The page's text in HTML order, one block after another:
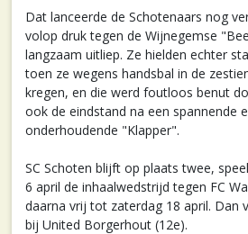
Dat lanceerde de Schotenaars nog
volop druk tegen de Wijnegemse
langzaam uitliep. Ze hielden echter
toen ze wegens handsbal in de
kregen, en die werd foutloos benut
ook de eindstand na een spannende
onderhoudende "Klapper".
SC Schoten blijft op plaats twee,
6 april de inhaalwedstrijd tegen FC
daarna vrij tot zaterdag 18 april. Dan
bij United Borgerhout (12e).